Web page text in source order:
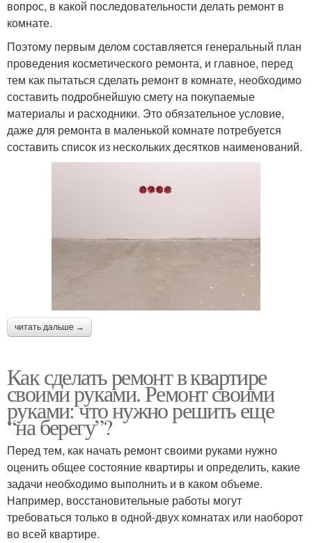
вопрос, в какой последовательности делать ремонт в
комнате.
Поэтому первым делом составляется генеральный план
проведения косметического ремонта, и главное, перед
тем как пытаться сделать ремонт в комнате, необходимо
составить подробнейшую смету на покупаемые
материалы и расходники. Это обязательное условие,
даже для ремонта в маленькой комнате потребуется
составить список из нескольких десятков наименований.
читать дальше →
Как сделать ремонт в квартире
своими руками. Ремонт своими
руками: что нужно решить еще
“на берегу”?
Перед тем, как начать ремонт своими руками нужно
оценить общее состояние квартиры и определить, какие
задачи необходимо выполнить и в каком объеме.
Например, восстановительные работы могут
требоваться только в одной-двух комнатах или наоборот
во всей квартире.